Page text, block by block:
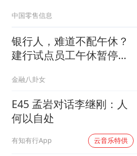
中国零售信息
银行人，难道不配午休？
建行试点员工午休暂停柜
金融八卦女
E45 孟岩对话李继刚：人
何以自处
有知有行App 云音乐特供